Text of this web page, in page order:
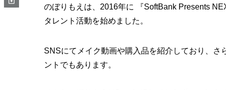
のぼりもえは、2016年に 『SoftBank Presents
タレント活動を始めました。
SNSにてメイク動画や購入品を紹介しており、
ントでもあります。